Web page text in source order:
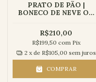
PRATO DE PÃO |
BONECO DE NEVE OU
R$210,00
R$199,50 com Pix
2 x de R$105,00 sem juros
COMPRAR